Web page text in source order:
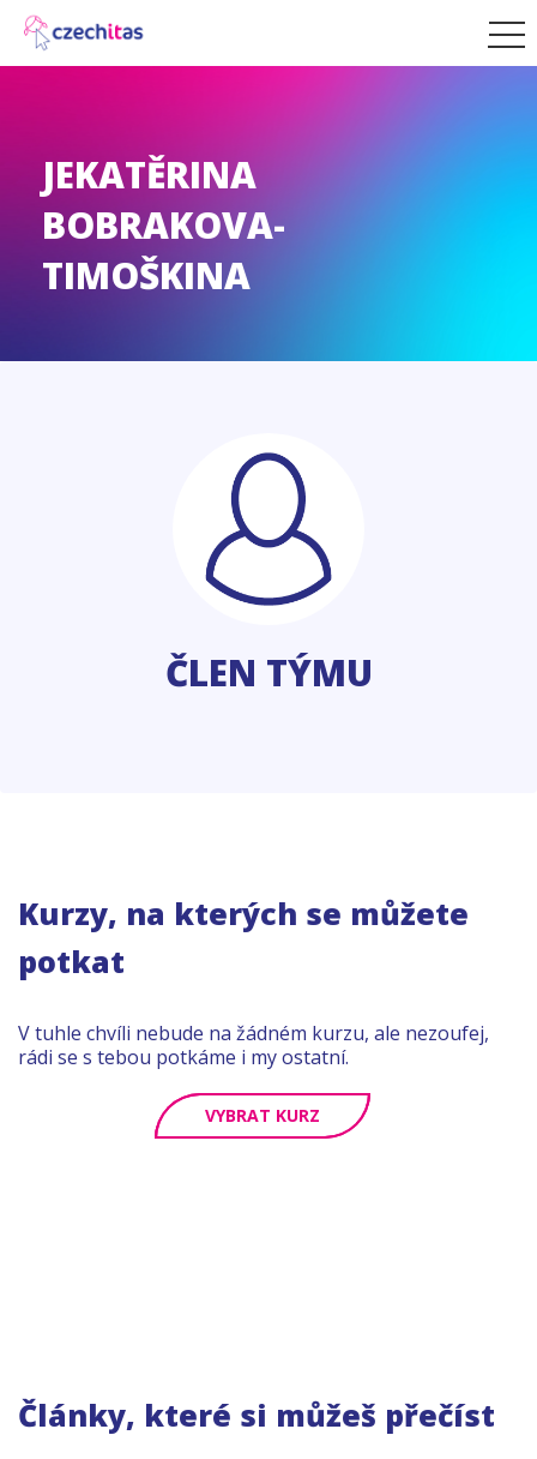
JEKATĚRINA
BOBRAKOVA-
TIMOŠKINA
ČLEN TÝMU
Kurzy, na kterých se můžete
potkat
V tuhle chvíli nebude na žádném kurzu, ale nezoufej,
rádi se s tebou potkáme i my ostatní.
VYBRAT KURZ
Články, které si můžeš přečíst